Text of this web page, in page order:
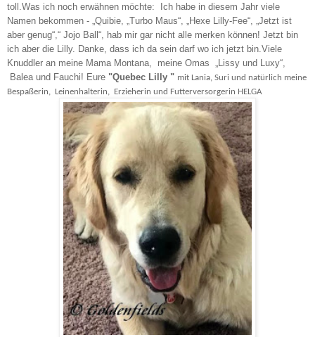
toll. Was ich noch erwähnen möchte: Ich habe in diesem Jahr viele
Namen bekommen - „Quibie, „Turbo Maus“, „Hexe Lilly-Fee“, „Jetzt ist
aber genug“,“ Jojo Ball“, hab mir gar nicht alle merken können! Jetzt bin
ich aber die Lilly. Danke, dass ich da sein darf wo ich jetzt bin. Viele
Knuddler an meine Mama Montana,
meine Omas
„Lissy und Luxy“,
Balea und Fauchi! Eure "Quebec Lilly " mit Lania, Suri und natürlich meine
Bespaßerin, Leinenhalterin, Erzieherin und Futterversorgerin HELGA